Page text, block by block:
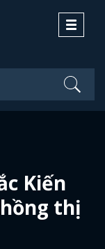
Toggle
Kiến
thị